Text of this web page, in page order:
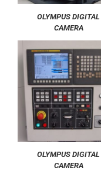
OLYMPUS DIGITAL
CAMERA
OLYMPUS DIGITAL
CAMERA